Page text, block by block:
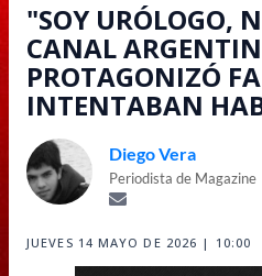
"SOY URÓLOGO,
CANAL
PROTAGONIZÓ
INTENTABAN
Diego Vera
Periodista de Magazine
JUEVES 14 MAYO DE 2026 | 10:00